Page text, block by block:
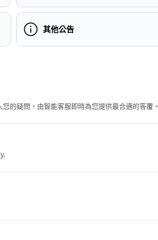
其他公告
的疑問，由智能客服即時為您提供最合適的答覆。